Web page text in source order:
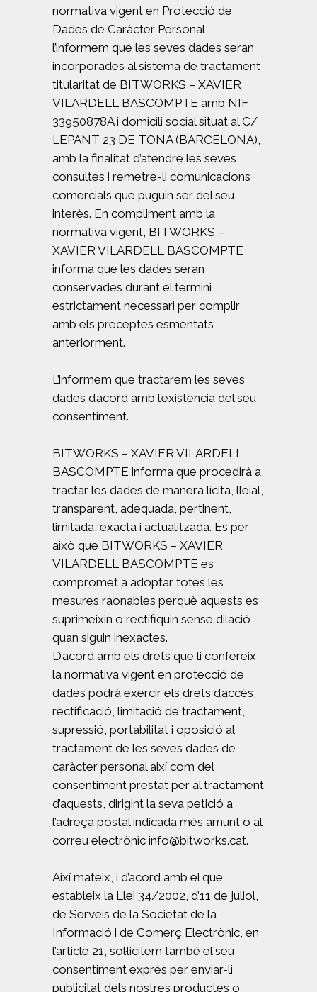
normativa vigent en Protecció de
Dades de Caràcter Personal,
l’informem que les seves dades seran
incorporades al sistema de tractament
titularitat de BITWORKS – XAVIER
VILARDELL BASCOMPTE amb NIF
33950878A i domicili social situat al C/
LEPANT 23 DE TONA (BARCELONA),
amb la finalitat d’atendre les seves
consultes i remetre-li comunicacions
comercials que puguin ser del seu
interès. En compliment amb la
normativa vigent, BITWORKS –
XAVIER VILARDELL BASCOMPTE
informa que les dades seran
conservades durant el termini
estrictament necessari per complir
amb els preceptes esmentats
anteriorment.
L’informem que tractarem les seves
dades d’acord amb l’existència del seu
consentiment.
BITWORKS – XAVIER VILARDELL
BASCOMPTE informa que procedirà a
tractar les dades de manera lícita, lleial,
transparent, adequada, pertinent,
limitada, exacta i actualitzada. És per
això que BITWORKS – XAVIER
VILARDELL BASCOMPTE es
compromet a adoptar totes les
mesures raonables perquè aquests es
suprimeixin o rectifiquin sense dilació
quan siguin inexactes.
D’acord amb els drets que li confereix
la normativa vigent en protecció de
dades podrà exercir els drets d’accés,
rectificació, limitació de tractament,
supressió, portabilitat i oposició al
tractament de les seves dades de
caràcter personal així com del
consentiment prestat per al tractament
d’aquests, dirigint la seva petició a
l’adreça postal indicada més amunt o al
correu electrònic info@bitworks.cat.
Així mateix, i d’acord amb el que
estableix la Llei 34/2002, d’11 de juliol,
de Serveis de la Societat de la
Informació i de Comerç Electrònic, en
l’article 21, sol·licitem també el seu
consentiment exprés per enviar-li
publicitat dels nostres productes o